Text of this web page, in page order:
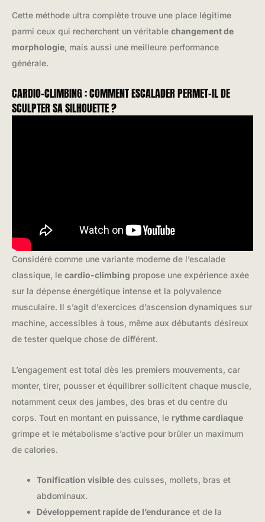
Cette méthode ultra complète trouve une place légitime
parmi ceux qui recherchent un véritable changement de
morphologie , mais aussi une meilleure performance
générale.
CARDIO-CLIMBING : COMMENT ESCALADER PERMET-IL DE
SCULPTER SA SILHOUETTE ?
Considéré comme une variante moderne de l’escalade
classique, le cardio-climbing propose une expérience axée
sur la dépense énergétique intense et la polyvalence
musculaire. Il s’agit d’exercices d’ascension dynamiques sur
machine, accessibles à tous, même aux débutants désireux
de tester quelque chose de différent.
L’engagement est total dès les premiers mouvements, car
monter, tirer, pousser et équilibrer sollicitent chaque muscle,
notamment ceux des jambes, des bras et du centre du
corps. Tout en montant en puissance, le rythme cardiaque
grimpe et le métabolisme s’active pour brûler un maximum
de calories.
Tonification visible des cuisses, mollets, bras et
abdominaux.
Développement rapide de l’endurance et de la